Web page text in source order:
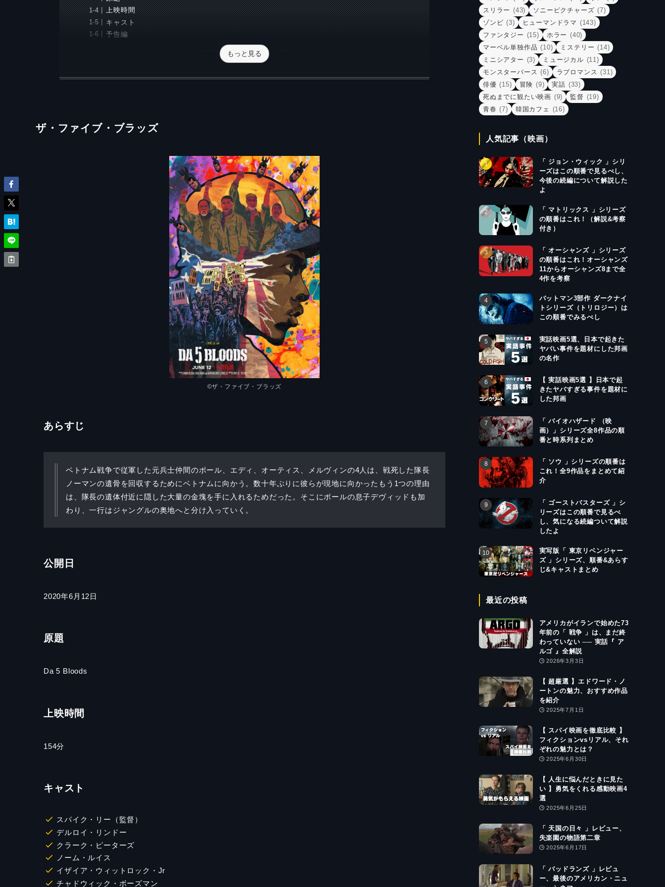
上映時間
キャスト
予告編
もっと見る
ザ・ファイブ・ブラッズ
©ザ・ファイブ・ブラッズ
あらすじ
ベトナム戦争で従軍した元兵士仲間のポール、エディ、オーティス、メルヴィンの4人は、戦死した隊長
ノーマンの遺骨を回収するためにベトナムに向かう。数十年ぶりに彼らが現地に向かったもう1つの理由
は、隊長の遺体付近に隠した大量の金塊を手に入れるためだった。そこにポールの息子デヴィッドも加
わり、一行はジャングルの奥地へと分け入っていく。
公開日
2020年6月12日
原題
Da 5 Bloods
上映時間
154分
キャスト
スパイク・リー（監督）
デルロイ・リンドー
クラーク・ピーターズ
ノーム・ルイス
イザイア・ウィットロック・Jr
チャドウィック・ボーズマン
スリラー (43) ソニーピクチャーズ (7)
ゾンビ (3) ヒューマンドラマ (143)
ファンタジー (15) ホラー (40)
マーベル単独作品 (10) ミステリー (14)
ミニシアター (3) ミュージカル (11)
モンスターバース (6) ラブロマンス (31)
俳優 (15) 冒険 (9) 実話 (33)
死ぬまでに観たい映画 (9) 監督 (19)
青春 (7) 韓国カフェ (16)
人気記事（映画）
「 ジョン・ウィック 」シリ
ーズはこの順番で見るべし、
今後の続編について解説した
よ
「 マトリックス 」シリーズ
の順番はこれ！（解説&考察
付き）
「 オーシャンズ 」シリーズ
の順番はこれ！オーシャンズ
11からオーシャンズ8まで全
4作を考察
バットマン3部作 ダークナイ
トシリーズ（トリロジー）は
この順番でみるべし
実話映画5選、日本で起きた
ヤバい事件を題材にした邦画
の名作
【 実話映画5選 】日本で起
きたヤバすぎる事件を題材に
した邦画
「 バイオハザード （映
画）」シリーズ全8作品の順
番と時系列まとめ
「 ソウ 」シリーズの順番は
これ！全9作品をまとめて紹
介
「 ゴーストバスターズ 」シ
リーズはこの順番で見るべ
し、気になる続編ついて解説
したよ
実写版「 東京リベンジャー
ズ 」シリーズ、順番&あらす
じ&キャストまとめ
最近の投稿
アメリカがイランで始めた73
年前の「 戦争 」は、まだ終
わっていない ── 実話『 ア
ルゴ 』全解説
2026年3月3日
【 超厳選 】エドワード・ノ
ートンの魅力、おすすめ作品
を紹介
2025年7月1日
【 スパイ映画を徹底比較 】
フィクションvsリアル、それ
ぞれの魅力とは？
2025年6月30日
【 人生に悩んだときに見た
い 】勇気をくれる感動映画4
選
2025年6月25日
「 天国の日々 」レビュー、
失楽園の物語第二章
2025年6月17日
「 バッドランズ 」レビュ
ー、最後のアメリカン・ニュ